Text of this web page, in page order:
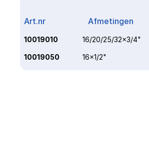
Art.nr Afmetingen
10019010 16/20/25/32x3/4"
10019050 16x1/2"